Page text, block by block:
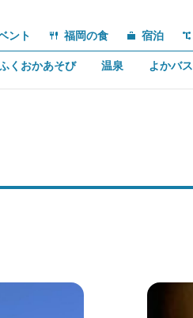
ント 福岡の食 宿泊
くおかあそび 温泉 よかバス